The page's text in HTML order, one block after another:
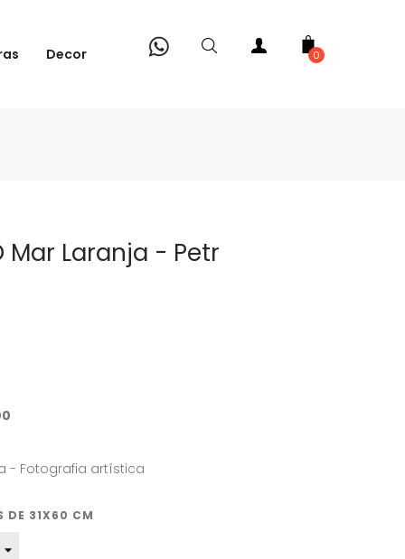
Decor 0
Mar Laranja - Petr
- Fotografia artística
DE 31X60 CM